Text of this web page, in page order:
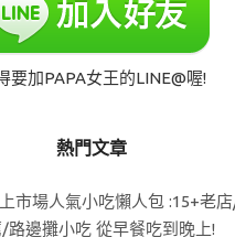
要加PAPA女王的LINE@喔!
熱門文章
市場人氣小吃懶人包 :15+老
路邊攤小吃 從早餐吃到晚上!